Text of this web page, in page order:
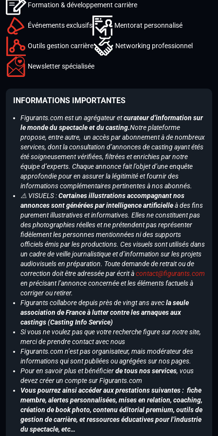
Formation & développement carrière
Événements exclusifs Mentorat personnalisé
Outils gestion carrière Networking professionnel
Newsletter spécialisée
INFORMATIONS IMPORTANTES
Figurants.com est un agrégateur etcurateur d’information sur
le monde du spectacle et du casting.Notre plateforme
propose, entre autre, un accès par abonnement à de nombreux
services, dont la consultation d’annonces de casting ayant étés
été soigneusement vérifiées, filtrées et enrichies par notre
équipe d’experts. Chaque annonce fait l’objet d’une enquête
approfondie pour en assurer la légitimité et fournir des
informations complémentaires pertinentes à nos abonnés.
⚠️ VISUELS :Certaines illustrations accompagnant nos
annonces sont générées par intelligence artificielleà des fins
purement illustratives et informatives. Elles ne constituent pas
des photographies réelles et ne prétendent pas représenter
fidèlement les personnes mentionnées ni des supports
officiels émis par les productions. Ces visuels sont utilisés dans
un cadre de veille journalistique et d’information sur les projets
audiovisuels en préparation. Toute demande de retrait ou de
correction doit être adressée par écrit àcontact@figurants.com
en précisant l’annonce concernée et les éléments factuels à
corriger ou retirer.
Figurants collabore depuis près de vingt ans avecla seule
association de France à lutter contre les arnaques aux
castings (Casting Info Service)
Si vous ne voulez pas que votre recherche figure sur notre site,
merci de prendre contact avec nous
Figurants.com n’est pas organisateur, mais modérateur des
informations qui sont publiées ou agrégées sur nos pages.
Pour en savoir plus et bénéficierde tous nos services, vous
devez créer un compte sur Figurants.com
Vous pourrez ainsi accéder aux prestations suivantes : fiche
membre, alertes personnalisées, mises en relation, coaching,
création de book photo, contenu éditorial premium, outils de
gestion de carrière, et ressources éducatives pour l’industrie
du spectacle, etc…